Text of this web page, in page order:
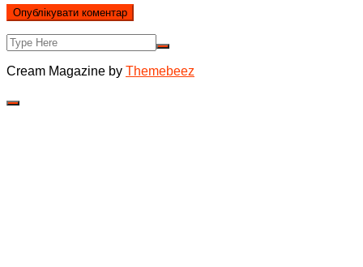
Cream Magazine by Themebeez